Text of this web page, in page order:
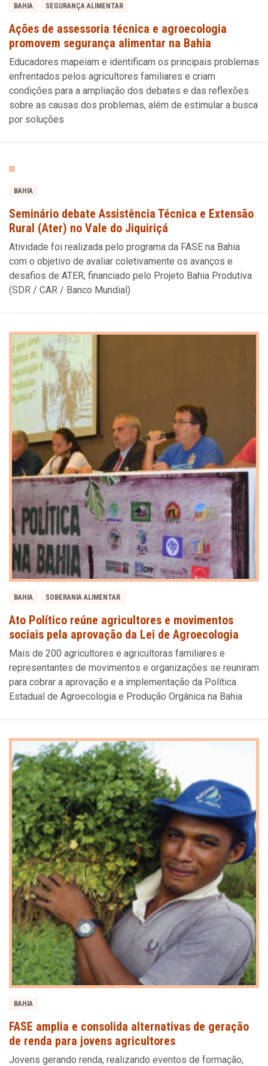
BAHIA SEGURANÇA ALIMENTAR
Ações de assessoria técnica e agroecologia
promovem segurança alimentar na Bahia
Educadores mapeiam e identificam os principais problemas
enfrentados pelos agricultores familiares e criam
condições para a ampliação dos debates e das reflexões
sobre as causas dos problemas, além de estimular a busca
por soluções
BAHIA
Seminário debate Assistência Técnica e Extensão
Rural (Ater) no Vale do Jiquiriçá
Atividade foi realizada pelo programa da FASE na Bahia
com o objetivo de avaliar coletivamente os avanços e
desafios de ATER, financiado pelo Projeto Bahia Produtiva
(SDR / CAR / Banco Mundial)
BAHIA SOBERANIA ALIMENTAR
Ato Político reúne agricultores e movimentos
sociais pela aprovação da Lei de Agroecologia
Mais de 200 agricultores e agricultoras familiares e
representantes de movimentos e organizações se reuniram
para cobrar a aprovação e a implementação da Política
Estadual de Agroecologia e Produção Orgânica na Bahia
BAHIA
FASE amplia e consolida alternativas de geração
de renda para jovens agricultores
Jovens gerando renda, realizando eventos de formação,